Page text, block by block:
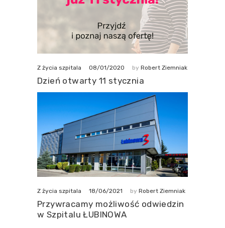
Z życia szpitala 08/01/2020 by Robert Ziemniak
Dzień otwarty 11 stycznia
Z życia szpitala 18/06/2021 by Robert Ziemniak
Przywracamy możliwość odwiedzin
w Szpitalu ŁUBINOWA